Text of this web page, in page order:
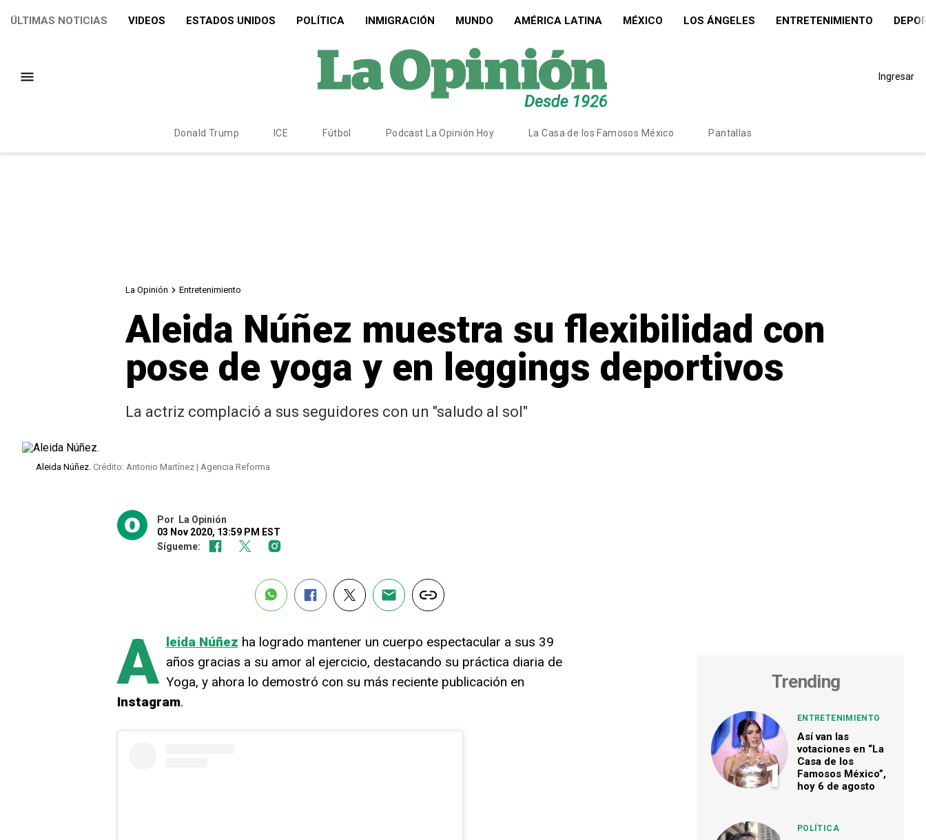
ÚLTIMAS NOTICIAS VIDEOS ESTADOS UNIDOS POLÍTICA INMIGRACIÓN MUNDO AMÉRICA LATINA MÉXICO LOS ÁNGELES ENTRETENIMIENTO
Ingresar
Donald Trump ICE Fútbol Podcast La Opinión Hoy La Casa de los Famosos México Pantallas
La Opinión Entretenimiento
Aleida Núñez muestra su flexibilidad con
pose de yoga y en leggings deportivos
La actriz complació a sus seguidores con un "saludo al sol"
Aleida Núñez. Crédito: Antonio Martínez | Agencia Reforma
Por
La Opinión
03 Nov 2020, 13:59 PM EST
Sígueme:
A leida Núñez ha logrado mantener un cuerpo espectacular a sus 39
años gracias a su amor al ejercicio, destacando su práctica diaria de
Yoga, y ahora lo demostró con su más reciente publicación en
Instagram.
Trending
1
ENTRETENIMIENTO
Así van las
votaciones en “La
Casa de los
Famosos México”,
hoy 6 de agosto
POLÍTICA